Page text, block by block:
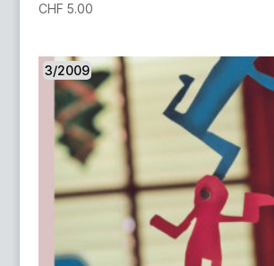
CHF 5.00
3/2009